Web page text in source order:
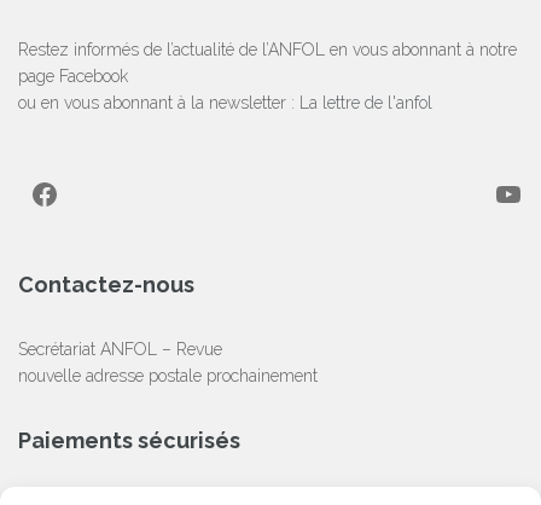
Restez informés de l’actualité de l’ANFOL en vous abonnant à notre
page Facebook
ou en vous abonnant à la newsletter :
La lettre de l'anfol
Contactez-nous
Secrétariat ANFOL – Revue
nouvelle adresse postale prochainement
Paiements sécurisés